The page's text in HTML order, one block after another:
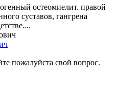
остеомиелит. правой
суставов, гангрена
пожалуйста свой вопрос.